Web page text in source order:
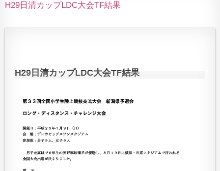
H29日清カップLDC大会TF結果
H29日清カップLDC大会TF結果